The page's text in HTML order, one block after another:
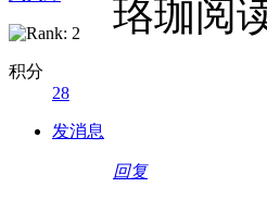
积分
28
发消息
珞珈阅
回复